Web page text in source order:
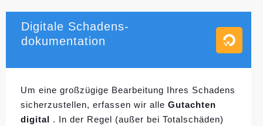
Digitale Schadens-
dokumentation
Um eine großzügige Bearbeitung Ihres Schadens
sicherzustellen, erfassen wir alle Gutachten
digital . In der Regel (außer bei Totalschäden)